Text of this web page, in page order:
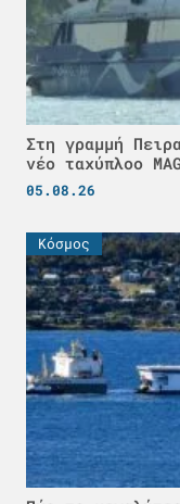
Στη γραμμή
νέο ταχύπλοο
05.08.26
Κόσμος